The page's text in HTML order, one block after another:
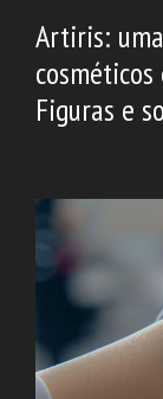
Artiris:
Figuras e